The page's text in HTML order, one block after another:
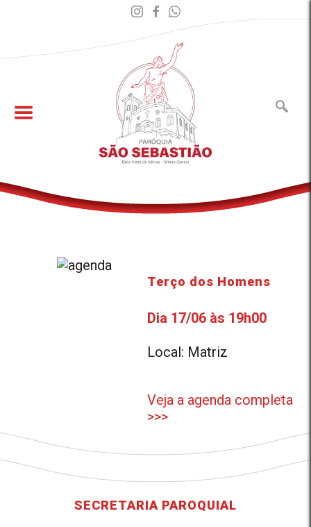
Terço dos Homens
Dia 17/06 às 19h00
Local: Matriz
Veja a agenda completa
>>>
SECRETARIA PAROQUIAL